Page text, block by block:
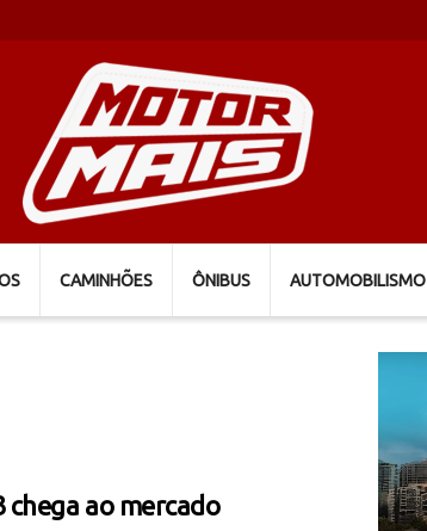
CAMINHÕES ÔNIBUS AUTOMOBILISMO
chega ao mercado